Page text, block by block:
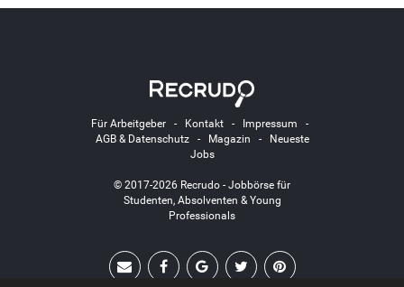
Für Arbeitgeber- Kontakt- Impressum -
AGB & Datenschutz- Magazin -
Neueste
Jobs
© 2017-2026 Recrudo - Jobbörse für
Studenten, Absolventen & Young
Professionals